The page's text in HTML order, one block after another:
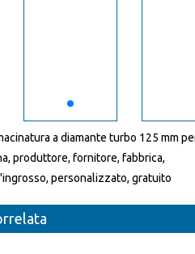
a diamante turbo 125 mm
produttore, fornitore, fabbrica,
personalizzato, gratuito